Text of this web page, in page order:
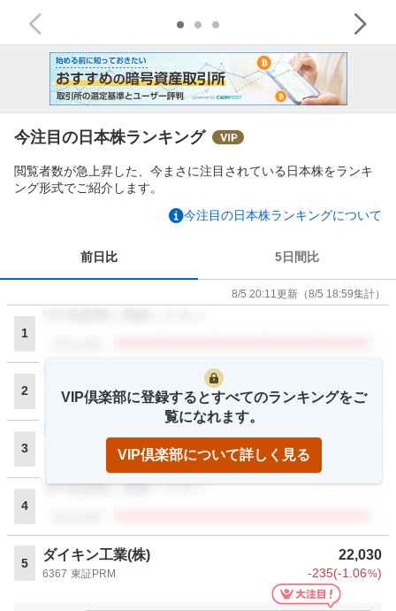
今注目の日本株ランキング
閲覧者数が急上昇した、今まさに注目されている日本株をランキ
ング形式でご紹介します。
今注目の日本株ランキングについて
前日比 5日間比
8/5 20:11更新 （8/5 18:59集計）
1
2
VIP倶楽部に登録ください
閲覧者数
3
4
VIP倶楽部に登録ください
5
ダイキン工業(株) 22,030
6367 東証PRM -235(-1.06%)
VIP倶楽部に登録するとすべてのランキングをご
覧になれます。
VIP倶楽部について詳しく見る